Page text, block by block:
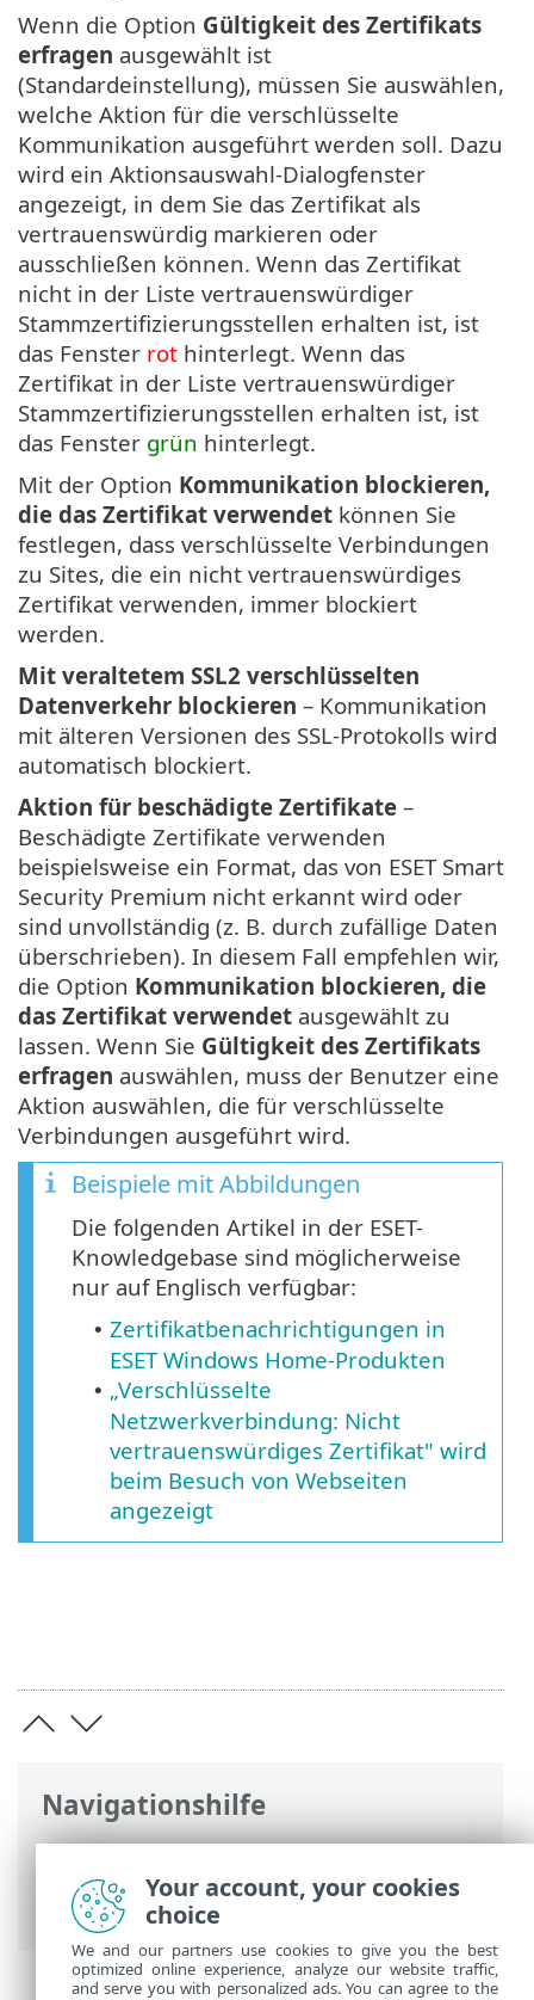
Navigationshilfe
ESET Online-Hilfe>ESET Smart Security
Premium
>Erweiterte Einstellungen>
Schutzfunktionen
> SSL/TLS
Wenn die Option Gültigkeit des Zertifikats
erfragen ausgewählt ist
(Standardeinstellung), müssen Sie auswählen,
welche Aktion für die verschlüsselte
Kommunikation ausgeführt werden soll. Dazu
wird ein Aktionsauswahl-Dialogfenster
angezeigt, in dem Sie das Zertifikat als
vertrauenswürdig markieren oder
ausschließen können. Wenn das Zertifikat
nicht in der Liste vertrauenswürdiger
Stammzertifizierungsstellen erhalten ist, ist
das Fenster rot hinterlegt. Wenn das
Zertifikat in der Liste vertrauenswürdiger
Stammzertifizierungsstellen erhalten ist, ist
das Fenster grün hinterlegt.
Mit der Option Kommunikation blockieren,
die das Zertifikat verwendet können Sie
festlegen, dass verschlüsselte Verbindungen
zu Sites, die ein nicht vertrauenswürdiges
Zertifikat verwenden, immer blockiert
werden.
Mit veraltetem SSL2 verschlüsselten
Datenverkehr blockieren – Kommunikation
mit älteren Versionen des SSL-Protokolls wird
automatisch blockiert.
Aktion für beschädigte Zertifikate –
Beschädigte Zertifikate verwenden
beispielsweise ein Format, das von ESET Smart
Security Premium nicht erkannt wird oder
sind unvollständig (z. B. durch zufällige Daten
überschrieben). In diesem Fall empfehlen wir,
die Option Kommunikation blockieren, die
das Zertifikat verwendet ausgewählt zu
lassen. Wenn Sie Gültigkeit des Zertifikats
erfragen auswählen, muss der Benutzer eine
Aktion auswählen, die für verschlüsselte
Verbindungen ausgeführt wird.
Beispiele mit Abbildungen
Die folgenden Artikel in der ESET-
Knowledgebase sind möglicherweise
nur auf Englisch verfügbar:
• Zertifikatbenachrichtigungen in
ESET Windows Home-Produkten
• „Verschlüsselte
Netzwerkverbindung: Nicht
vertrauenswürdiges Zertifikat" wird
beim Besuch von Webseiten
angezeigt
Your account, your cookies
choice
We and our partners use cookies to give you the best
optimized online experience, analyze our website traffic,
and serve you with personalized ads. You can agree to the